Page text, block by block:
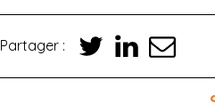
Partager :